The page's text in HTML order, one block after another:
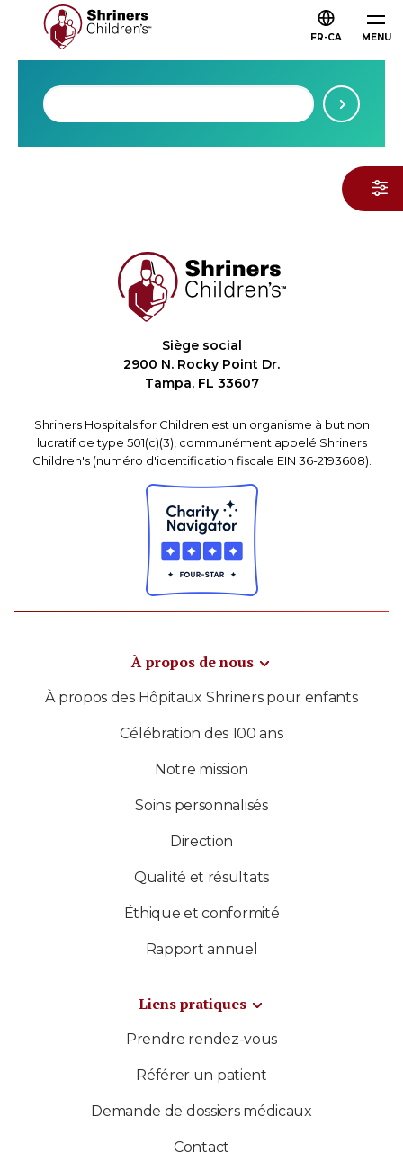
MENU
FR-CA
Siège social
2900 N. Rocky Point Dr.
Tampa, FL 33607
Shriners Hospitals for Children est un organisme à but non
lucratif de type 501(c)(3), communément appelé Shriners
Children's (numéro d'identification fiscale EIN 36-2193608).
À propos de nous
À propos des Hôpitaux Shriners pour enfants
Célébration des 100 ans
Notre mission
Soins personnalisés
Direction
Qualité et résultats
Éthique et conformité
Rapport annuel
Liens pratiques
Prendre rendez-vous
Référer un patient
Demande de dossiers médicaux
Contact